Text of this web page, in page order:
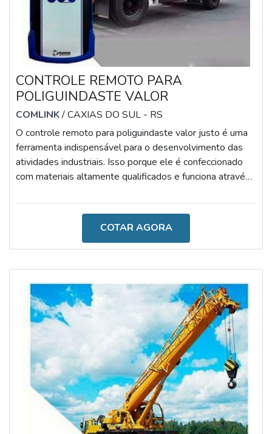
CONTROLE REMOTO PARA
POLIGUINDASTE VALOR
COMLINK/ CAXIAS DO SUL - RS
O controle remoto para poliguindaste valor justo é uma
ferramenta indispensável para o desenvolvimento das
atividades industriais. Isso porque ele é confeccionado
com materiais altamente qualificados e funciona através
dispositivo utilizado em poliguindastes oferece uma
por ser um produto alimentado por pilhas de modelo AA,
que duram até 6 meses e têm preço acessível.OS
COTAR AGORA